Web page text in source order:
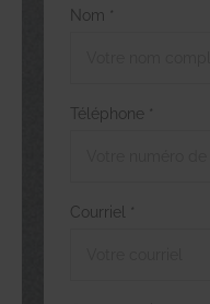
Nom *
Téléphone *
Courriel *